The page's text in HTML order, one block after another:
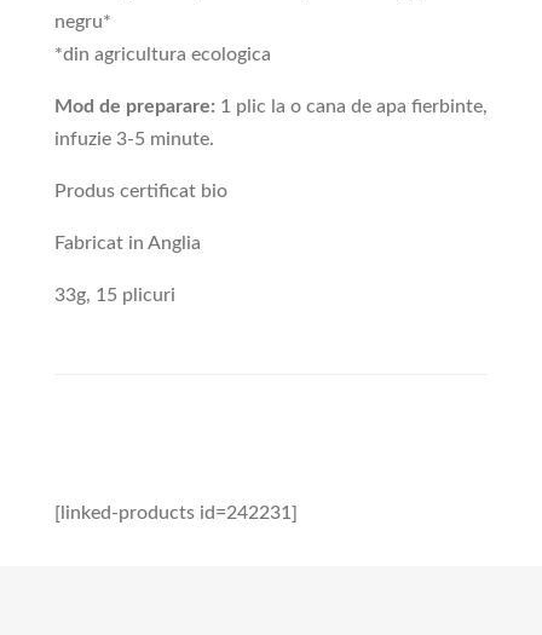
negru*
*din agricultura ecologica
Mod de preparare: 1 plic la o cana de apa fierbinte,
infuzie 3-5 minute.
Produs certificat bio
Fabricat in Anglia
33g, 15 plicuri
[linked-products id=242231]